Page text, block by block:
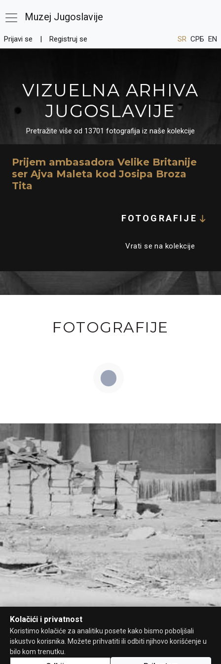
Muzej Jugoslavije
Prijavi se Registruj se SR СРБ EN
VIZUELNA ARHIVA
JUGOSLAVIJE
Pretražite više od 13701 fotografija iz naše kolekcije
Prijem ambasadora Velike Britanije
ser Ajva Maleta kod Josipa Broza
Tita
FOTOGRAFIJE
Vrati se na kolekcije
FOTOGRAFIJE
Kolačići i privatnost
Koristimo kolačiće za analitiku posete kako bismo poboljšali
iskustvo korisnika. Možete prihvatiti ili odbiti njihovo korišćenje u
bilo kom trenutku.